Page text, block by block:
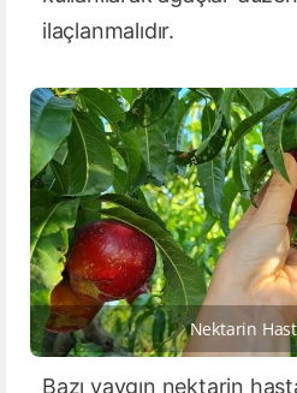
ilaçlanmalıdır.
Nektarin
Bazı yaygın nektarin